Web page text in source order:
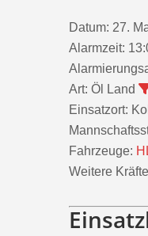
Datum: 27.
Alarmzeit:
Art: Öl Land
Einsatzort:
Fahrzeuge:
Weitere